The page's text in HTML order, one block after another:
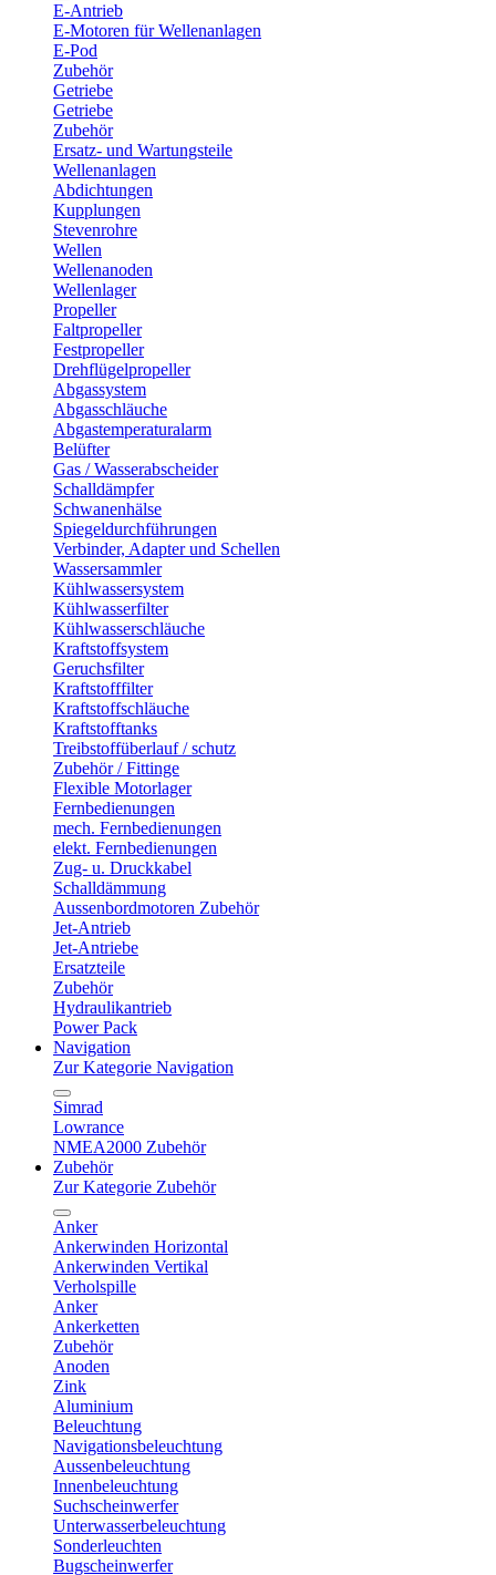
E-Antrieb
E-Motoren für Wellenanlagen
E-Pod
Zubehör
Getriebe
Getriebe
Zubehör
Ersatz- und Wartungsteile
Wellenanlagen
Abdichtungen
Kupplungen
Stevenrohre
Wellen
Wellenanoden
Wellenlager
Propeller
Faltpropeller
Festpropeller
Drehflügelpropeller
Abgassystem
Abgasschläuche
Abgastemperaturalarm
Belüfter
Gas / Wasserabscheider
Schalldämpfer
Schwanenhälse
Spiegeldurchführungen
Verbinder, Adapter und Schellen
Wassersammler
Kühlwassersystem
Kühlwasserfilter
Kühlwasserschläuche
Kraftstoffsystem
Geruchsfilter
Kraftstofffilter
Kraftstoffschläuche
Kraftstofftanks
Treibstoffüberlauf / schutz
Zubehör / Fittinge
Flexible Motorlager
Fernbedienungen
mech. Fernbedienungen
elekt. Fernbedienungen
Zug- u. Druckkabel
Schalldämmung
Aussenbordmotoren Zubehör
Jet-Antrieb
Jet-Antriebe
Ersatzteile
Zubehör
Hydraulikantrieb
Power Pack
Navigation
Zur Kategorie Navigation
Simrad
Lowrance
NMEA2000 Zubehör
Zubehör
Zur Kategorie Zubehör
Anker
Ankerwinden Horizontal
Ankerwinden Vertikal
Verholspille
Anker
Ankerketten
Zubehör
Anoden
Zink
Aluminium
Beleuchtung
Navigationsbeleuchtung
Aussenbeleuchtung
Innenbeleuchtung
Suchscheinwerfer
Unterwasserbeleuchtung
Sonderleuchten
Bugscheinwerfer